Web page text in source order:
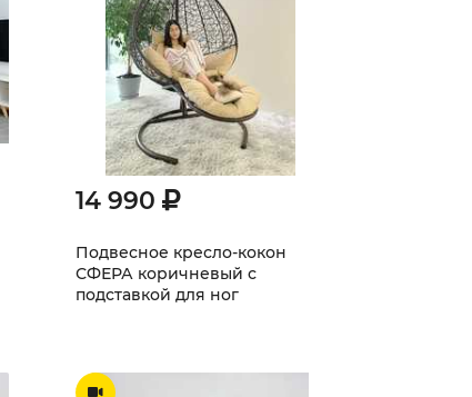
14 990
Подвесное кресло-кокон
СФЕРА коричневый с
подставкой для ног